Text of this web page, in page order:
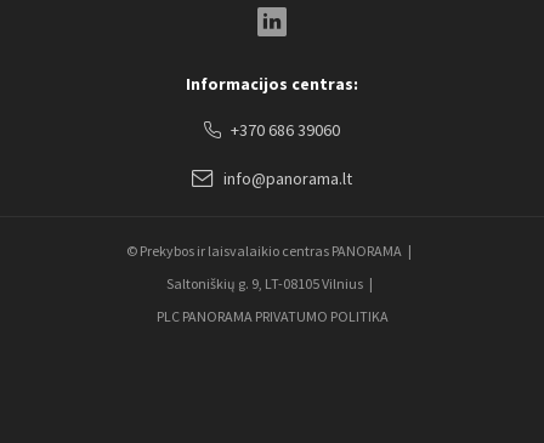
Informacijos centras:
+370 686 39060
info@panorama.lt
© Prekybos ir laisvalaikio centras PANORAMA
Saltoniškių g. 9, LT-08105 Vilnius
PLC PANORAMA PRIVATUMO POLITIKA